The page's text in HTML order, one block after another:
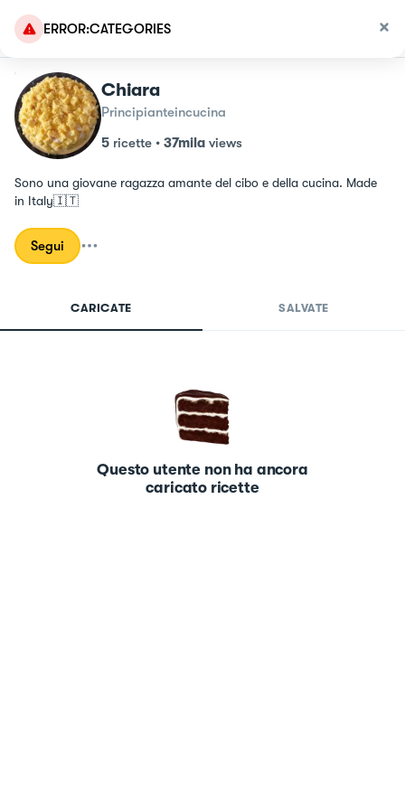
ERROR:CATEGORIES
Chiara
Principianteincucina
5 ricette • 37mila views
Sono una giovane ragazza amante del cibo e della cucina. Made
in Italy🇮🇹
Segui
CARICATE SALVATE
Questo utente non ha ancora
caricato ricette